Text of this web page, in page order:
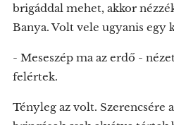
brigáddal mehet, akkor
Banya. Volt vele ugyanis egy
- Meseszép ma az erdő -
felértek.
Tényleg az volt. Szerencsére